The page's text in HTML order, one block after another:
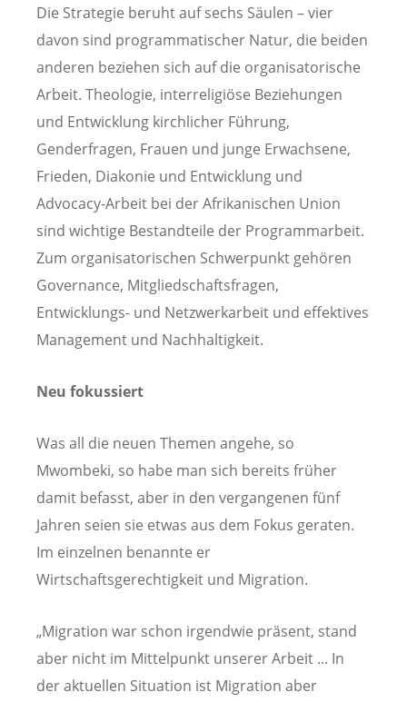
Die Strategie beruht auf sechs Säulen – vier
davon sind programmatischer Natur, die beiden
anderen beziehen sich auf die organisatorische
Arbeit. Theologie, interreligiöse Beziehungen
und Entwicklung kirchlicher Führung,
Genderfragen, Frauen und junge Erwachsene,
Frieden, Diakonie und Entwicklung und
Advocacy-Arbeit bei der Afrikanischen Union
sind wichtige Bestandteile der Programmarbeit.
Zum organisatorischen Schwerpunkt gehören
Governance, Mitgliedschaftsfragen,
Entwicklungs- und Netzwerkarbeit und effektives
Management und Nachhaltigkeit.
Neu fokussiert
Was all die neuen Themen angehe, so
Mwombeki, so habe man sich bereits früher
damit befasst, aber in den vergangenen fünf
Jahren seien sie etwas aus dem Fokus geraten.
Im einzelnen benannte er
Wirtschaftsgerechtigkeit und Migration.
„Migration war schon irgendwie präsent, stand
aber nicht im Mittelpunkt unserer Arbeit ... In
der aktuellen Situation ist Migration aber